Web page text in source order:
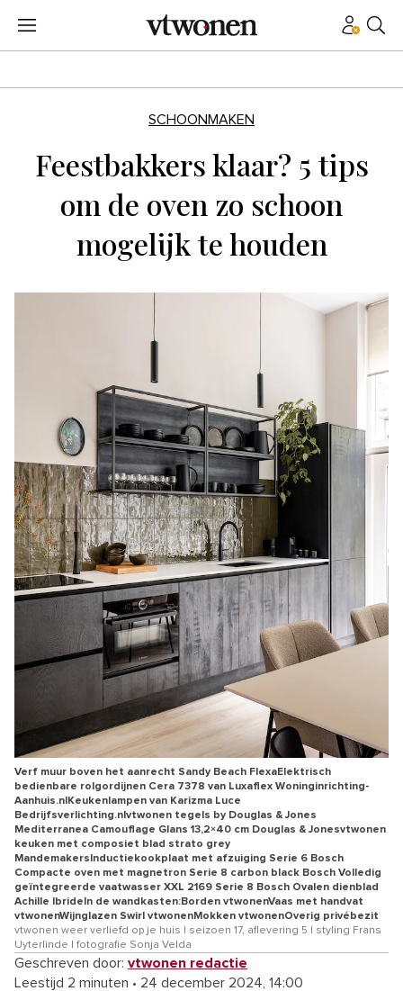
SCHOONMAKEN
Feestbakkers klaar? 5 tips
om de oven zo schoon
mogelijk te houden
Verf muur boven het aanrecht Sandy Beach FlexaElektrisch
bedienbare rolgordijnen Cera 7378 van Luxaflex Woninginrichting-
Aanhuis.nlKeukenlampen van Karizma Luce
Bedrijfsverlichting.nlvtwonen tegels by Douglas & Jones
Mediterranea Camouflage Glans 13,2×40 cm Douglas & Jonesvtwonen
keuken met composiet blad strato grey
MandemakersInductiekookplaat met afzuiging Serie 6 Bosch
Compacte oven met magnetron Serie 8 carbon black Bosch Volledig
geïntegreerde vaatwasser XXL 2169 Serie 8 Bosch Ovalen dienblad
Achille IbrideIn de wandkasten:Borden vtwonenVaas met handvat
vtwonenWijnglazen Swirl vtwonenMokken vtwonenOverig privébezit
vtwonen weer verliefd op je huis | seizoen 17, aflevering 5 | styling Frans
Uyterlinde | fotografie Sonja Velda
Geschreven door: vtwonen redactie
Leestijd 2 minuten • 24 december 2024, 14:00